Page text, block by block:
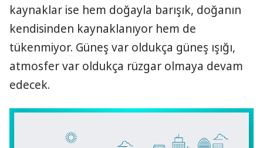
kaynaklar ise hem doğayla barışık, doğanın
kendisinden kaynaklanıyor hem de
tükenmiyor. Güneş var oldukça güneş ışığı,
atmosfer var oldukça rüzgar olmaya devam
edecek.